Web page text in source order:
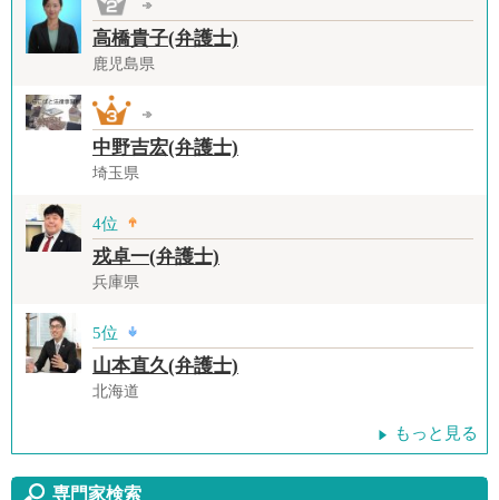
高橋貴子(弁護士)
鹿児島県
中野吉宏(弁護士)
埼玉県
4位
戎卓一(弁護士)
兵庫県
5位
山本直久(弁護士)
北海道
もっと見る
専門家検索